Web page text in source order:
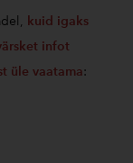
kuid igaks
infot
üle vaatama: